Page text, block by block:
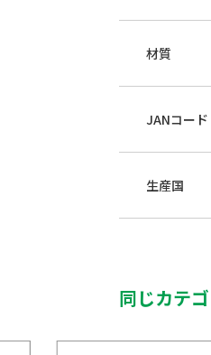
材質
JANコード
生産国
同じカテ